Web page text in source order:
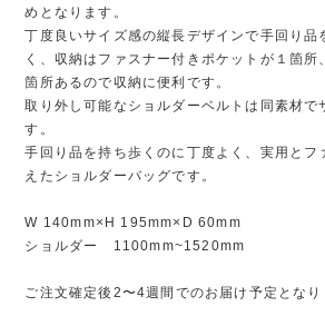
めとなります。
丁度良いサイズ感の縦長デザインで手回り品
く、収納はファスナー付きポケットが１箇所
箇所あるので収納に便利です。
取り外し可能なショルダーベルトは同素材で
す。
手回り品を持ち歩くのに丁度よく、実用とフ
えたショルダーバッグです。
W 140mm×H 195mm×D 60mm
ショルダー 1100mm~1520mm
ご注文確定後2〜4週間でのお届け予定となり